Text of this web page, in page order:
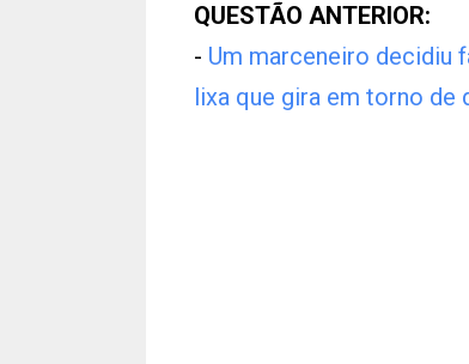
QUESTÃO ANTERIOR:
- Um marceneiro decidiu
lixa que gira em torno de